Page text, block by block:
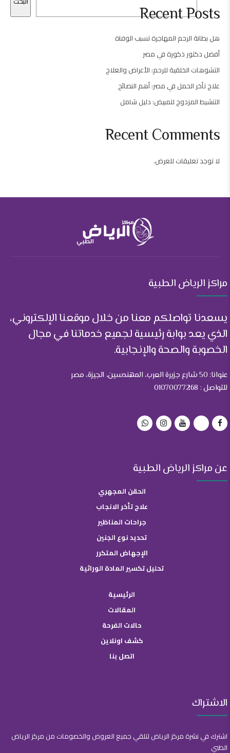
Recent Posts
هل بطانة الرحم المهاجرة تسبب الوفاة
أفضل دكتور ذكورة في مصر
التشوهات الخلقية للرحم: الأعراض والعلاج
علاج تأخر الحمل في مصر: أهم النصائح
التنشيط المزدوج للمبيض: دليل شامل
Recent Comments
لا توجد تعليقات للعرض.
مراكز الرياض الطبية
يسعدنا تواصلكم معنا من خلال موقعنا الإلكتروني،
الذي يعد بوابة رئيسية لجميع خدماتنا في مجال
الخصوبة والصحة والإنجابية.
عنوانا: 50 شارع جزيرة العرب، المهندسين، الجيزة، مصر
للتواصل : 01070077268
عن مراكز الرياض الطبية
الحقن المجهري
علاج تأخر الانجاب
جراحات المناظير
تحديد نوع الجنين
الإجهاض المتكرر
تحليل تكسير المادة الوراثية
الرئيسية
المقالات
حالات الفرحة
كشف اونلاين
اتصل بنا
الاشتراك
اشترك في نشرة مركز الرياض لتلقي جميع العروض والخصومات من مركز الرياض
الطبي